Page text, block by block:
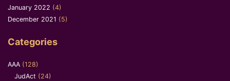
January 2022 (4)
December 2021 (5)
Categories
AAA (128)
JudAct (24)